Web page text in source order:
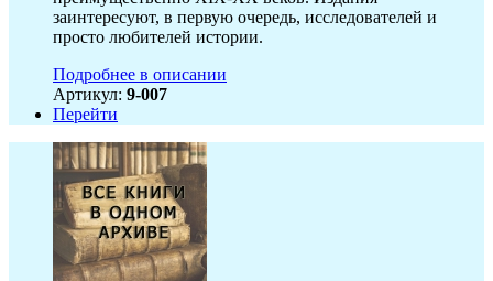
заинтересуют, в первую очередь, исследователей и
просто любителей истории.
Подробнее в описании
Артикул: 9-007
Перейти